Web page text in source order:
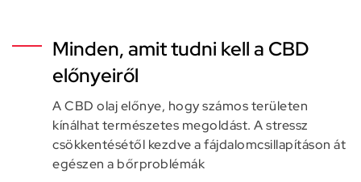
Minden, amit tudni kell a CBD
előnyeiről
A CBD olaj előnye, hogy számos területen
kínálhat természetes megoldást. A stressz
csökkentésétől kezdve a fájdalomcsillapításon át
egészen a bőrproblémák